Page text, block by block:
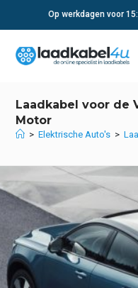
Op werkdagen voor
Laadkabel voor de
Motor
> Elektrische Auto's >